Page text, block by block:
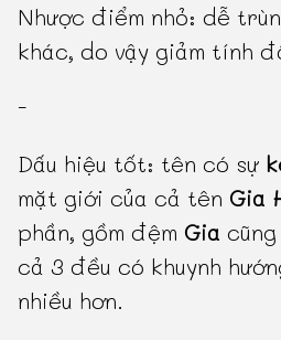
Nhược điểm nhỏ: dễ
khác, do vậy giảm tính
-
Dấu hiệu tốt: tên có sự
mặt giới của cả tên Gia
phần, gồm đệm Gia
cả 3 đều có khuynh
nhiều hơn.